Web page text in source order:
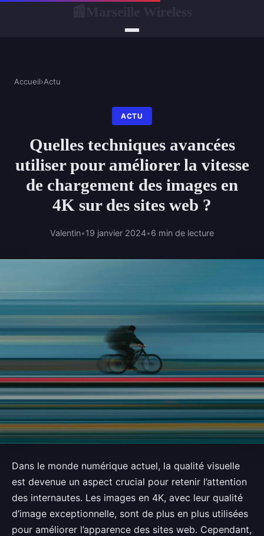
Accueil›Actu
ACTU
Quelles techniques avancées
utiliser pour améliorer la vitesse
de chargement des images en
4K sur des sites web ?
Valentin•19 janvier 2024•6 min de lecture
Dans le monde numérique actuel, la qualité visuelle
est devenue un aspect crucial pour retenir l’attention
des internautes. Les images en 4K, avec leur qualité
d’image exceptionnelle, sont de plus en plus utilisées
pour améliorer l’apparence des sites web. Cependant,